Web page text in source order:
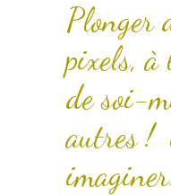
Plonger
pixels, à
de soi-
autres !